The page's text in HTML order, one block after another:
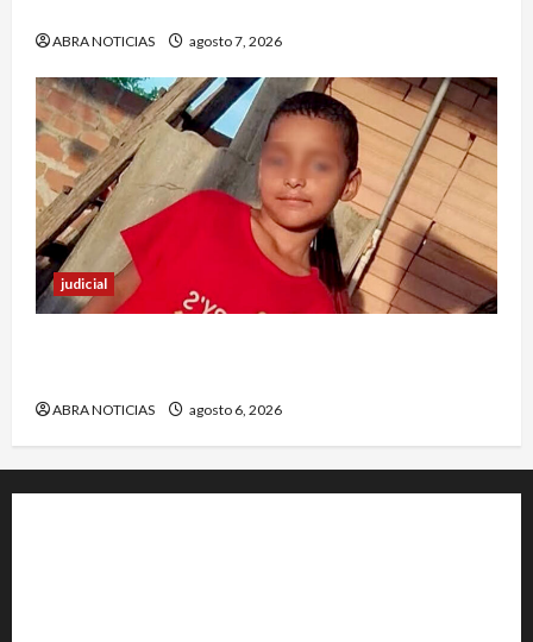
ABRA NOTICIAS agosto 7, 2026
judicial
ABRA NOTICIAS agosto 6, 2026